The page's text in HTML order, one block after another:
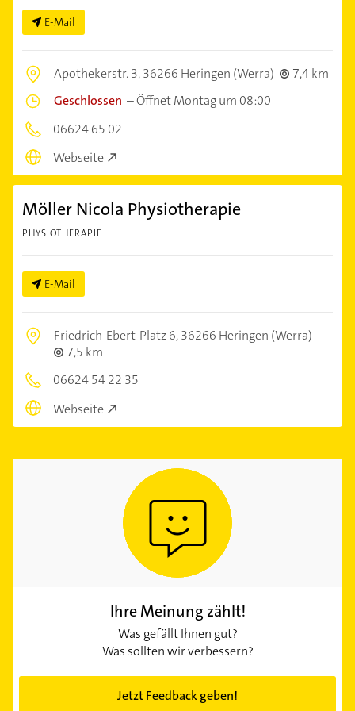
E-Mail
Apothekerstr. 3,36266 Heringen (Werra)
7,4 km
Geschlossen –Öffnet Montag um 08:00
06624 65 02
Webseite
Möller Nicola Physiotherapie
PHYSIOTHERAPIE
E-Mail
Friedrich-Ebert-Platz 6,36266 Heringen (Werra)
7,5 km
06624 54 22 35
Webseite
Ihre Meinung zählt!
Was gefällt Ihnen gut?
Was sollten wir verbessern?
Jetzt Feedback geben!